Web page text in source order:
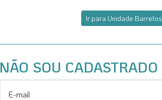
Ir para Unidade Barretos
NÃO SOU CADASTRADO
E-mail